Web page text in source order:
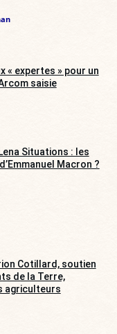
« expertes » pour un
saisie
Situations : les
Macron ?
Cotillard, soutien
de la Terre,
agriculteurs